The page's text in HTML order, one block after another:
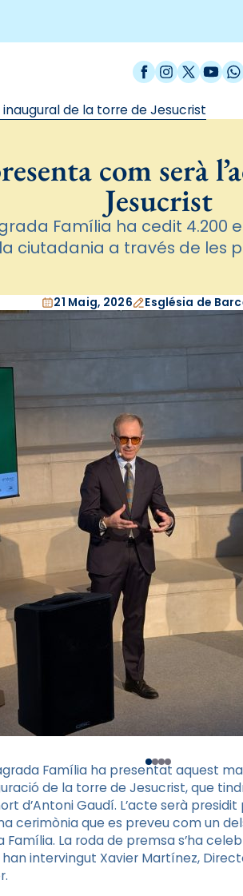
Facebook
Instagram
X /
de la torre de Jesucrist
com serà
Jesucrist
Família ha cedit 4.200
la ciutadania a través de les
21 Maig, 2026 Església de
Família ha presentat aquest
de la torre de Jesucrist, que
d’Antoni Gaudí. L’acte serà presidit
cerimònia que es preveu com un
La roda de premsa s’ha
han intervingut Xavier Martínez,